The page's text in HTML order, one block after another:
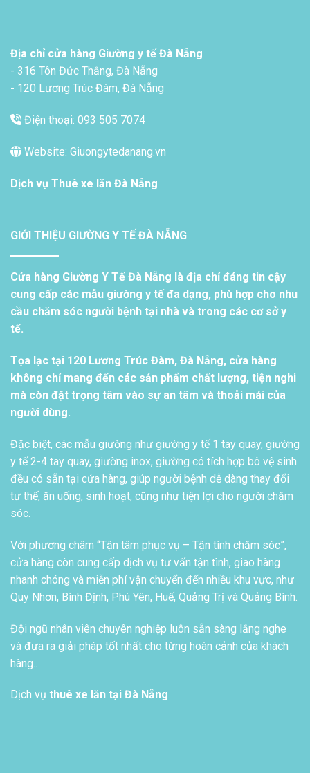
Địa chỉ cửa hàng Giường y tế Đà Nẵng
- 316 Tôn Đức Thắng, Đà Nẵng
- 120 Lương Trúc Đàm, Đà Nẵng
Điện thoại: 093 505 7074
Website: Giuongytedanang.vn
Dịch vụ Thuê xe lăn Đà Nẵng
GIỚI THIỆU GIƯỜNG Y TẾ ĐÀ NẴNG
Cửa hàng Giường Y Tế Đà Nẵng là địa chỉ đáng tin cậy
cung cấp các mẫu giường y tế đa dạng, phù hợp cho nhu
cầu chăm sóc người bệnh tại nhà và trong các cơ sở y
tế.
Tọa lạc tại 120 Lương Trúc Đàm, Đà Nẵng, cửa hàng
không chỉ mang đến các sản phẩm chất lượng, tiện nghi
mà còn đặt trọng tâm vào sự an tâm và thoải mái của
người dùng.
Đặc biệt, các mẫu giường như giường y tế 1 tay quay, giường
y tế 2-4 tay quay, giường inox, giường có tích hợp bô vệ sinh
đều có sẵn tại cửa hàng, giúp người bệnh dễ dàng thay đổi
tư thế, ăn uống, sinh hoạt, cũng như tiện lợi cho người chăm
sóc.
Với phương châm “Tận tâm phục vụ – Tận tình chăm sóc”,
cửa hàng còn cung cấp dịch vụ tư vấn tận tình, giao hàng
nhanh chóng và miễn phí vận chuyển đến nhiều khu vực, như
Quy Nhơn, Bình Định, Phú Yên, Huế, Quảng Trị và Quảng Bình.
Đội ngũ nhân viên chuyên nghiệp luôn sẵn sàng lắng nghe
và đưa ra giải pháp tốt nhất cho từng hoàn cảnh của khách
hàng..
Dịch vụ thuê xe lăn tại Đà Nẵng